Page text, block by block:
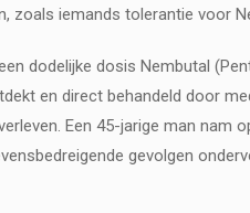
zoals iemands tolerantie voor
dodelijke dosis Nembutal
en direct behandeld door
Een 45-jarige man nam
gevolgen